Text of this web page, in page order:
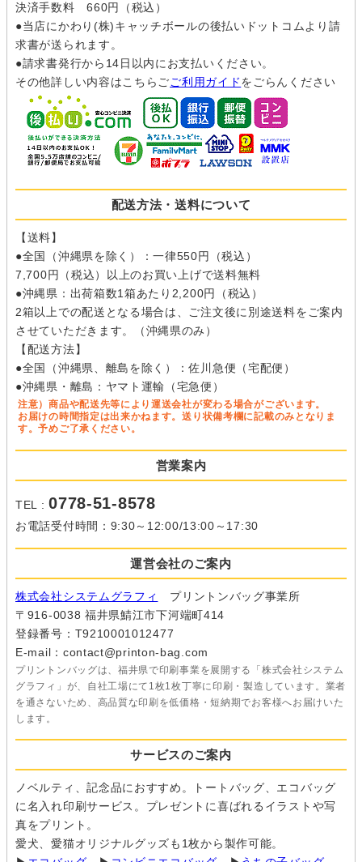
決済手数料 660円（税込）
●当店にかわり(株)キャッチボールの後払いドットコムより請
求書が送られます。
●請求書発行から14日以内にお支払いください。
その他詳しい内容はこちらごご利用ガイドをごらんください
配送方法・送料について
【送料】
●全国（沖縄県を除く）：一律550円（税込）
7,700円（税込）以上のお買い上げで送料無料
●沖縄県：出荷箱数1箱あたり2,200円（税込）
2箱以上での配送となる場合は、ご注文後に別途送料をご案内
させていただきます。（沖縄県のみ）
【配送方法】
●全国（沖縄県、離島を除く）：佐川急便（宅配便）
●沖縄県・離島：ヤマト運輸（宅急便）
注意）商品や配送先等により運送会社が変わる場合がございます。
お届けの時間指定は出来かねます。送り状備考欄に記載のみとなりま
す。予めご了承ください。
営業案内
TEL :0778-51-8578
お電話受付時間：9:30～12:00/13:00～17:30
運営会社のご案内
株式会社システムグラフィ
プリントンバッグ事業所
〒916-0038 福井県鯖江市下河端町414
登録番号：T9210001012477
E-mail：contact@printon-bag.com
プリントンバッグは、福井県で印刷事業を展開する「株式会社システム
グラフィ」が、自社工場にて1枚1枚丁寧に印刷・製造しています。業者
を通さないため、高品質な印刷を低価格・短納期でお客様へお届けいた
します。
サービスのご案内
ノベルティ、記念品におすすめ。トートバッグ、エコバッグ
に名入れ印刷サービス。プレゼントに喜ばれるイラストや写
真をプリント。
愛犬、愛猫オリジナルグッズも1枚から製作可能。